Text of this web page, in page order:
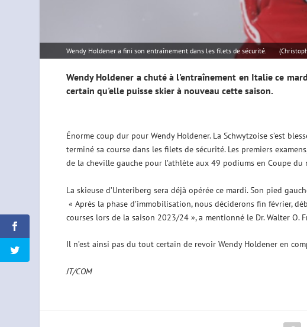
Wendy Holdener a fini son entraînement dans les filets de sécurité.
Wendy Holdener a chuté à l'entraînement en Italie ce
certain qu'elle puisse skier à nouveau cette saison.
Énorme coup dur pour Wendy Holdener. La Schwytzoise s’est
terminé sa course dans les filets de sécurité. Les premiers
de la cheville gauche pour l’athlète aux 49 podiums en Coupe du
La skieuse d’Unteriberg sera déjà opérée ce mardi. Son pied
« Après la phase d’immobilisation, nous déciderons fin février,
courses lors de la saison 2023/24 », a mentionné le Dr. Walter O.
Il n’est ainsi pas du tout certain de revoir Wendy Holdener en
JT/COM